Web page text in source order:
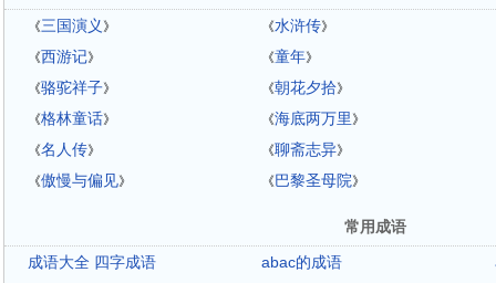
《三国演义 》 《水浒传》
《西游记》 《童年》
《骆驼祥子》 《朝花夕拾》
《格林童话》 《海底两万里 》
《名人传》 《聊斋志异》
《傲慢与偏见》 《巴黎圣母院》
常用成语
成语大全 四字成语
abac的成语